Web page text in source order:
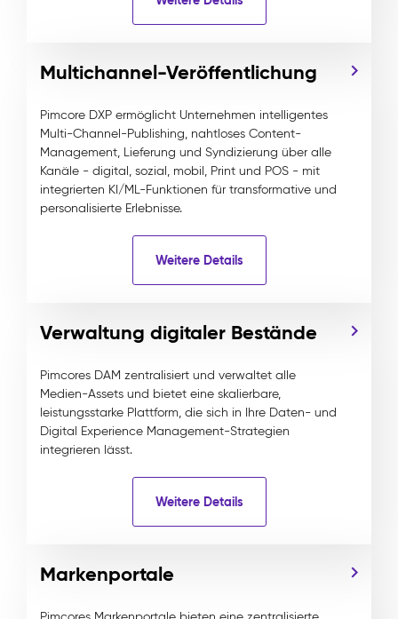
Multichannel-Veröffentlichung
Pimcore DXP ermöglicht Unternehmen intelligentes
Multi-Channel-Publishing, nahtloses Content-
Management, Lieferung und Syndizierung über alle
Kanäle - digital, sozial, mobil, Print und POS - mit
integrierten KI/ML-Funktionen für transformative und
personalisierte Erlebnisse.
Weitere Details
Verwaltung digitaler Bestände
Pimcores DAM zentralisiert und verwaltet alle
Medien-Assets und bietet eine skalierbare,
leistungsstarke Plattform, die sich in Ihre Daten- und
Digital Experience Management-Strategien
integrieren lässt.
Weitere Details
Markenportale